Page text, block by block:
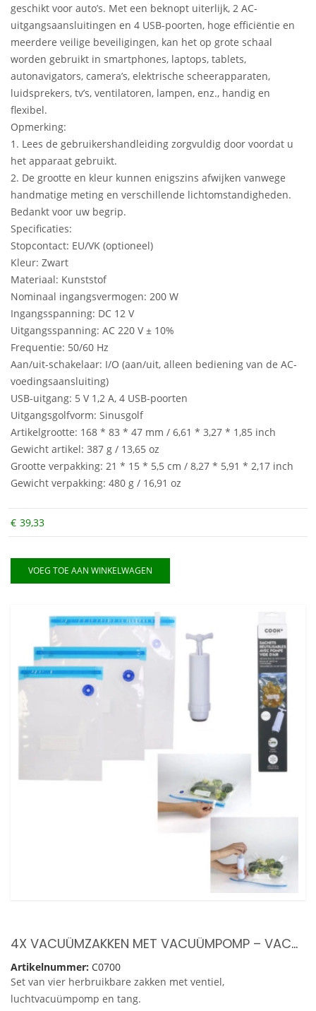
geschikt voor auto’s. Met een beknopt uiterlijk, 2 AC-
uitgangsaansluitingen en 4 USB-poorten, hoge efficiëntie en
meerdere veilige beveiligingen, kan het op grote schaal
worden gebruikt in smartphones, laptops, tablets,
autonavigators, camera’s, elektrische scheerapparaten,
luidsprekers, tv’s, ventilatoren, lampen, enz., handig en
flexibel.
Opmerking:
1. Lees de gebruikershandleiding zorgvuldig door voordat u
het apparaat gebruikt.
2. De grootte en kleur kunnen enigszins afwijken vanwege
handmatige meting en verschillende lichtomstandigheden.
Bedankt voor uw begrip.
Specificaties:
Stopcontact: EU/VK (optioneel)
Kleur: Zwart
Materiaal: Kunststof
Nominaal ingangsvermogen: 200 W
Ingangsspanning: DC 12 V
Uitgangsspanning: AC 220 V ± 10%
Frequentie: 50/60 Hz
Aan/uit-schakelaar: I/O (aan/uit, alleen bediening van de AC-
voedingsaansluiting)
USB-uitgang: 5 V 1,2 A, 4 USB-poorten
Uitgangsgolfvorm: Sinusgolf
Artikelgrootte: 168 * 83 * 47 mm / 6,61 * 3,27 * 1,85 inch
Gewicht artikel: 387 g / 13,65 oz
Grootte verpakking: 21 * 15 * 5,5 cm / 8,27 * 5,91 * 2,17 inch
Gewicht verpakking: 480 g / 16,91 oz
€ 39,33
VOEG TOE AAN WINKELWAGEN
4X VACUÜMZAKKEN MET VACUÜMPOMP – VACUÜMZAK VOOR ETEN – VOEDSEL BEWAREN
Artikelnummer: C0700
Set van vier herbruikbare zakken met ventiel,
luchtvacuümpomp en tang.